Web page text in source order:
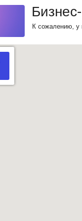
К сожалению, у